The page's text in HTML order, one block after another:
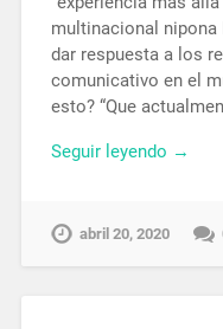
multinacional
dar respuesta a los
comunicativo en el
esto? “Que
Seguir leyendo →
abril 20, 2020